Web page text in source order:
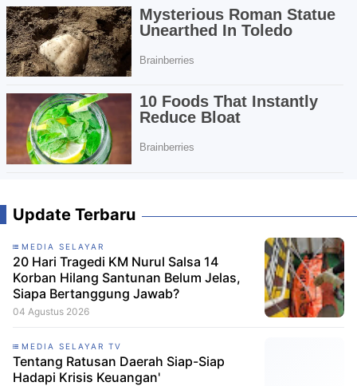
Update Terbaru
MEDIA SELAYAR
20 Hari Tragedi KM Nurul Salsa 14
Korban Hilang Santunan Belum Jelas,
Siapa Bertanggung Jawab?
04 Agustus 2026
MEDIA SELAYAR TV
Tentang Ratusan Daerah Siap-Siap
Hadapi Krisis Keuangan'